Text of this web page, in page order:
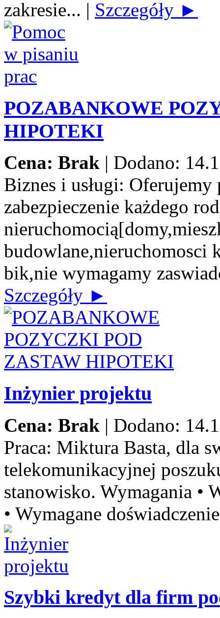
zakresie... | Szczegóły ►
POZABANKOWE
HIPOTEKI
Cena: Brak | Dodano:
Biznes i usługi: Oferujemy
zabezpieczenie każdego
budowlane,nieruchomosci
bik,nie wymagamy
Szczegóły ►
Inżynier projektu
Cena: Brak | Dodano:
Praca: Miktura Basta, dla
telekomunikacyjnej
stanowisko. Wymagania •
• Wymagane
Szybki kredyt dla firm